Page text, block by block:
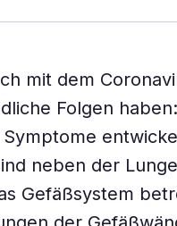
mit dem
Folgen
neben der
Gefäßsystem